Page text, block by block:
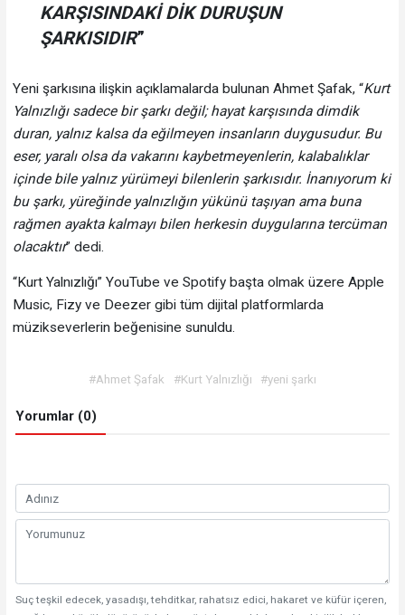
KARŞISINDAKİ DİK DURUŞUN
ŞARKISIDIR”
Yeni şarkısına ilişkin açıklamalarda bulunan Ahmet Şafak, “Kurt
Yalnızlığı sadece bir şarkı değil; hayat karşısında dimdik
duran, yalnız kalsa da eğilmeyen insanların duygusudur. Bu
eser, yaralı olsa da vakarını kaybetmeyenlerin, kalabalıklar
içinde bile yalnız yürümeyi bilenlerin şarkısıdır. İnanıyorum ki
bu şarkı, yüreğinde yalnızlığın yükünü taşıyan ama buna
rağmen ayakta kalmayı bilen herkesin duygularına tercüman
olacaktır” dedi.
“Kurt Yalnızlığı” YouTube ve Spotify başta olmak üzere Apple
Music, Fizy ve Deezer gibi tüm dijital platformlarda
müzikseverlerin beğenisine sunuldu.
#Ahmet Şafak #Kurt Yalnızlığı #yeni şarkı
Yorumlar (0)
Suç teşkil edecek, yasadışı, tehditkar, rahatsız edici, hakaret ve küfür içeren,